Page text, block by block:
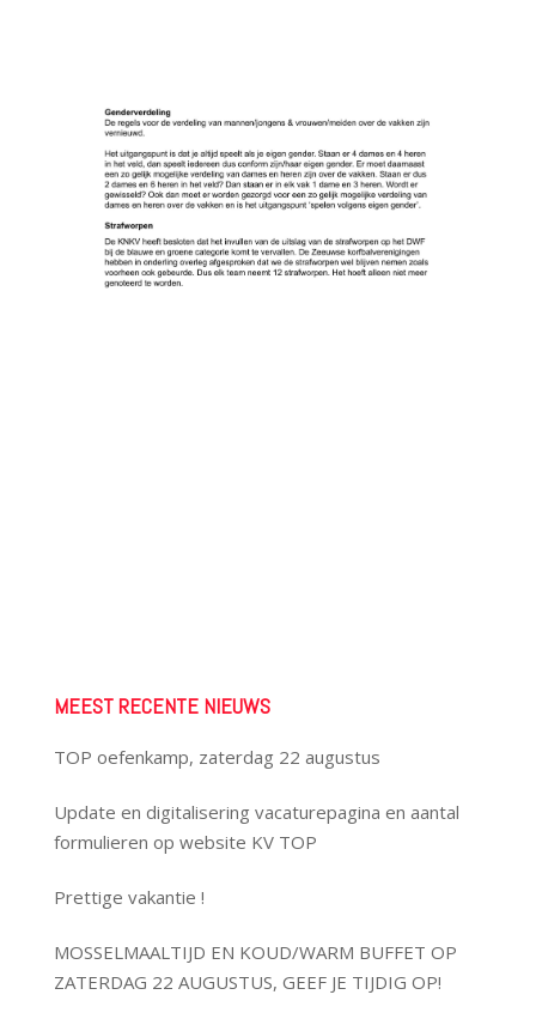
MEEST RECENTE NIEUWS
TOP oefenkamp, zaterdag 22 augustus
Update en digitalisering vacaturepagina en aantal
formulieren op website KV TOP
Prettige vakantie !
MOSSELMAALTIJD EN KOUD/WARM BUFFET OP
ZATERDAG 22 AUGUSTUS, GEEF JE TIJDIG OP!